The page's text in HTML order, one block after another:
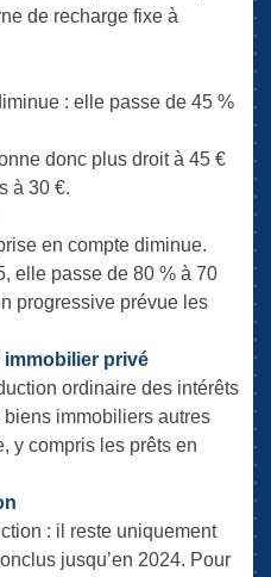
de recharge fixe à
: elle passe de 45 %
donc plus droit à 45 €
à 30 €.
en compte diminue.
elle passe de 80 % à 70
progressive prévue les
immobilier privé
ordinaire des intérêts
immobiliers autres
y compris les prêts en
: il reste uniquement
jusqu’en 2024. Pour